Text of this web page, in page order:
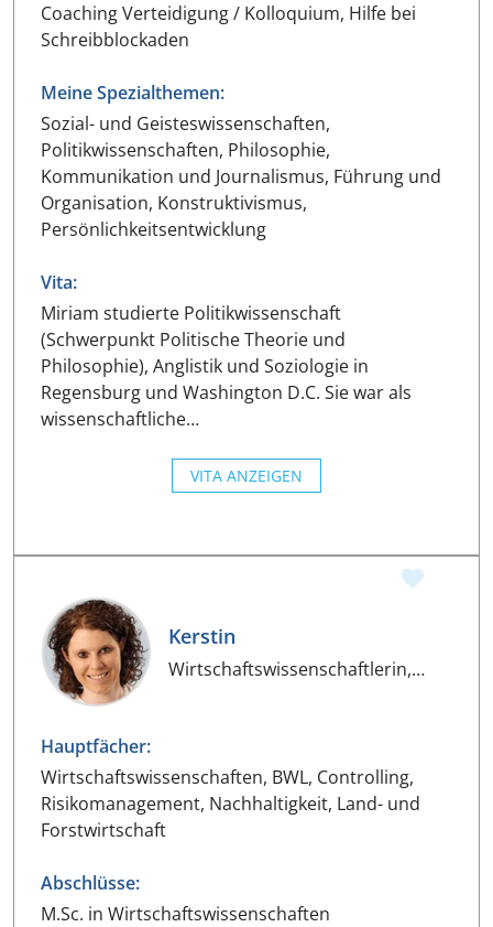
Coaching Verteidigung / Kolloquium, Hilfe bei
Schreibblockaden
Meine Spezialthemen:
Sozial- und Geisteswissenschaften,
Politikwissenschaften, Philosophie,
Kommunikation und Journalismus, Führung und
Organisation, Konstruktivismus,
Persönlichkeitsentwicklung
Vita:
Miriam studierte Politikwissenschaft
(Schwerpunkt Politische Theorie und
Philosophie), Anglistik und Soziologie in
Regensburg und Washington D.C. Sie war als
wissenschaftliche…
VITA ANZEIGEN
Kerstin
Wirtschaftswissenschaftlerin,
Hauptfächer:
Wirtschaftswissenschaften, BWL, Controlling,
Risikomanagement, Nachhaltigkeit, Land- und
Forstwirtschaft
Abschlüsse:
M.Sc. in Wirtschaftswissenschaften